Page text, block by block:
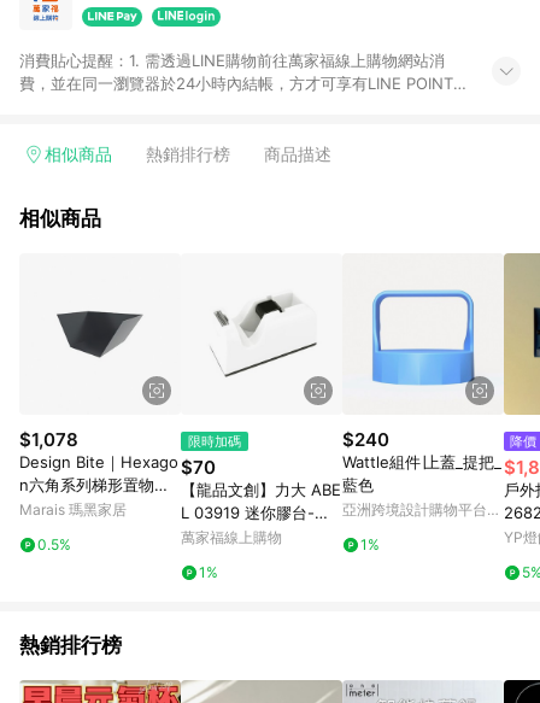
消費貼心提醒：1. 需透過LINE購物前往萬家福線上購物網站消
費，並在同一瀏覽器於24小時內結帳，方才可享有LINE POINTS
4. 不具回饋資格種類商品：電子禮券。 5. 回饋點數計算將排除訂
錄，相關問題請於保留時間內聯絡客服中心，並由康達盛通生活
話題性或期間限定商品來滿足您的喜好。
相似商品 熱銷排行榜 商品描述
相似商品
$1,078
Design Bite｜Hexago
n六角系列梯形置物架
- 灰綠
Marais 瑪黑家居
0.5%
限時加碼
$70
【龍品文創】力大 ABE
L 03919 迷你膠台-附
膠帶-白
萬家福線上購物
1%
$240
Wattle組件∣上蓋_提把_
藍色
亞洲跨境設計購物平台
1%
降價
戶
YP
熱銷排行榜